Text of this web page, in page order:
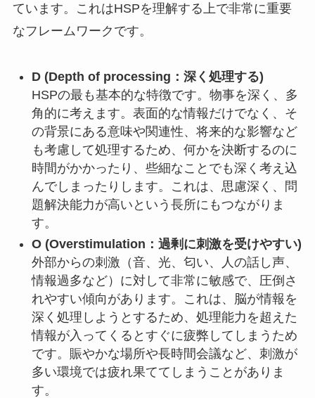
ています。これはHSPを理解する上で非常に重要
なフレームワークです。
D (Depth of processing：深く処理する)
HSPの最も基本的な特徴です。物事を深く、多
角的に考えます。表面的な情報だけでなく、そ
の背景にある意味や関連性、将来的な影響など
も考慮して処理するため、何かを決断するのに
時間がかかったり、些細なことでも深く考え込
んでしまったりします。これは、思慮深く、問
題解決能力が高いという長所にもつながりま
す。
O (Overstimulation：過剰に刺激を受けやすい)
外部からの刺激（音、光、匂い、人の話し声、
情報過多など）に対して非常に敏感で、圧倒さ
れやすい傾向があります。これは、脳が情報を
深く処理しようとするため、処理能力を超えた
情報が入ってくるとすぐに疲弊してしまうため
です。賑やかな場所や長時間会議など、刺激が
多い環境では疲れ果ててしまうことがありま
す。